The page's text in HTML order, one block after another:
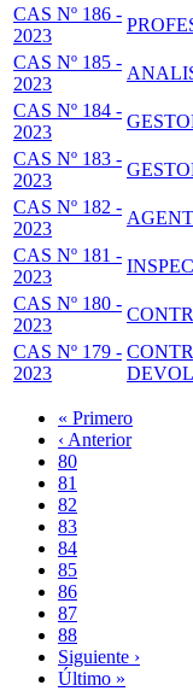
CAS Nº 186 -
2023
CAS Nº 185 -
2023
CAS Nº 184 -
2023
CAS Nº 183 -
2023
CAS Nº 182 -
2023
CAS Nº 181 -
2023
CAS Nº 180 -
2023
CAS Nº 179 -
2023
Paginación
Primera
página
« Primero
Página
anterior
‹ Anterior
Page
80
Page
81
Page
82
Page
83
Página
actual
84
Page
85
Page
86
Page
87
Page
88
Siguiente
página
Siguiente ›
Última
Último »